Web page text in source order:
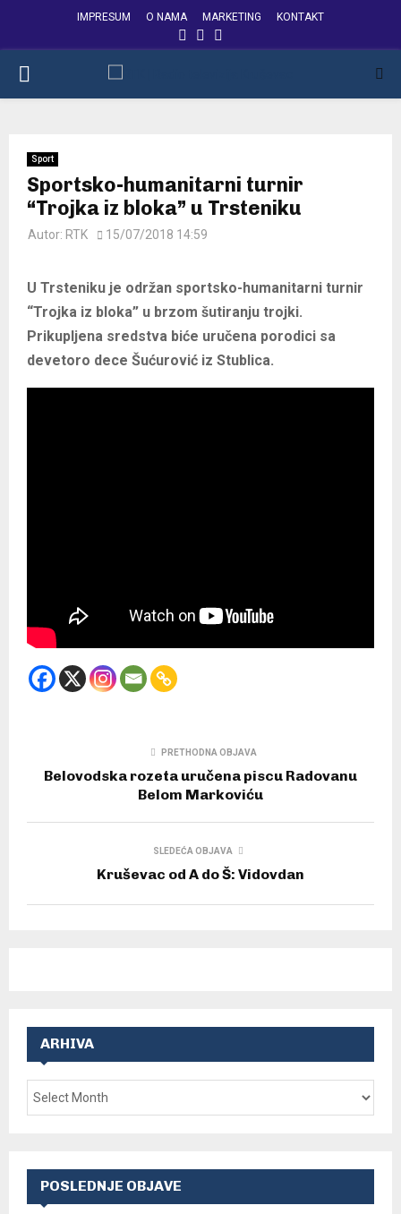
IMPRESUM O NAMA MARKETING KONTAKT
FACEBOOK
INSTAGRAM
PRIMARY
Sport
Sportsko-humanitarni turnir
“Trojka iz bloka” u Trsteniku
Autor: RTK 15/07/2018 14:59
U Trsteniku je održan sportsko-humanitarni turnir
“Trojka iz bloka” u brzom šutiranju trojki.
Prikupljena sredstva biće uručena porodici sa
devetoro dece Šućurović iz Stublica.
PRETHODNA OBJAVA
Belovodska rozeta uručena piscu Radovanu
Belom Markoviću
SLEDEĆA OBJAVA
Kruševac od A do Š: Vidovdan
ARHIVA
POSLEDNJE OBJAVE